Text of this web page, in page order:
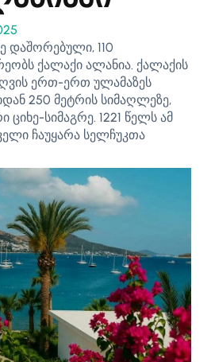
დაშორებული, 110
ქალაქი ალანია. ქალაქის
ერთ-ერთ ულამაზეს
250 მეტრის სიმაღლეზე,
სიმაგრე. 1221 წელს ამ
ჩაუყარა სელჩუკთა